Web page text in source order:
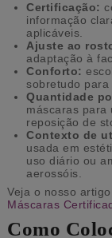
Certificação:
informação
aplicáveis.
Ajuste ao
adaptação à
Conforto:
sobretudo
Quantidade
máscaras para
reposição de
Contexto de
usada em
uso diário ou
aerossóis.
Veja o nosso
Máscaras
Como